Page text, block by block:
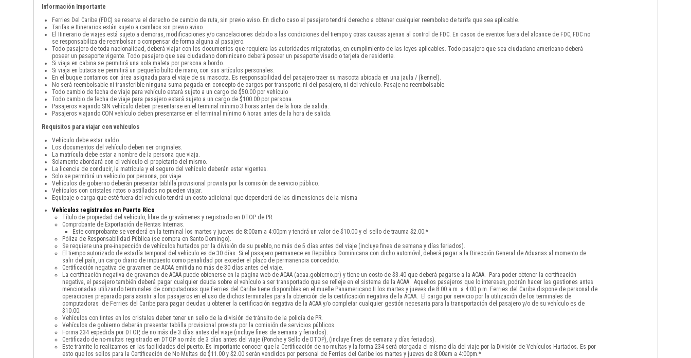
Información Importante
Ferries Del Caribe (FDC) se reserva el derecho de cambio de ruta, sin previo aviso. En dicho caso el pasajero tendrá derecho a obtener cualquier reembolso de tarifa que sea aplicable.
Tarifas e Itinerarios están sujeto a cambios sin previo aviso.
El Itinerario de viajes está sujeto a demoras, modificaciones y/o cancelaciones debido a las condiciones del tiempo y otras causas ajenas al control de FDC. En casos de eventos fuera del alcance de FDC, FDC no
se responsabiliza de reembolsar o compensar de forma alguna al pasajero.
Todo pasajero de toda nacionalidad, deberá viajar con los documentos que requiera las autoridades migratorias, en cumplimiento de las leyes aplicables. Todo pasajero que sea ciudadano americano deberá
poseer un pasaporte vigente. Todo pasajero que sea ciudadano dominicano deberá poseer un pasaporte visado o tarjeta de residente.
Si viaja en cabina se permitirá una sola maleta por persona a bordo.
Si viaja en butaca se permitirá un pequeño bulto de mano, con sus artículos personales.
En el buque contamos con área asignada para el viaje de su mascota. Es responsabilidad del pasajero traer su mascota ubicada en una jaula / (kennel).
No será reembolsable ni transferible ninguna suma pagada en concepto de cargos por transporte; ni del pasajero, ni del vehículo. Pasaje no reembolsable.
Todo cambio de fecha de viaje para vehículo estará sujeto a un cargo de $50.00 por vehículo
Todo cambio de fecha de viaje para pasajero estará sujeto a un cargo de $100.00 por persona.
Pasajeros viajando SIN vehículo deben presentarse en el terminal mínimo 3 horas antes de la hora de salida.
Pasajeros viajando CON vehículo deben presentarse en el terminal mínimo 6 horas antes de la hora de salida.
Requisitos para viajar con vehículos
Vehículo debe estar saldo
Los documentos del vehículo deben ser originales.
La matrícula debe estar a nombre de la persona que viaja.
Solamente abordará con el vehículo el propietario del mismo.
La licencia de conducir, la matrícula y el seguro del vehículo deberán estar vigentes.
Solo se permitirá un vehículo por persona, por viaje
Vehículos de gobierno deberán presentar tablilla provisional provista por la comisión de servicio público.
Vehículos con cristales rotos o astillados no pueden viajar.
Equipaje o carga que esté fuera del vehículo tendrá un costo adicional que dependerá de las dimensiones de la misma
Vehículos registrados en Puerto Rico
Título de propiedad del vehículo, libre de gravámenes y registrado en DTOP de PR.
Comprobante de Exportación de Rentas Internas.
Este comprobante se venderá en la terminal los martes y jueves de 8:00am a 4:00pm y tendrá un valor de $10.00 y el sello de trauma $2.00.*
Póliza de Responsabilidad Pública (se compra en Santo Domingo).
Se requiere una pre-inspección de vehículos hurtados por la división de su pueblo, no más de 5 días antes del viaje (incluye fines de semana y días feriados).
El tiempo autorizado de estadía temporal del vehículo es de 30 días. Si el pasajero permanece en República Dominicana con dicho automóvil, deberá pagar a la Dirección General de Aduanas al momento de
salir del país, un cargo diario de impuesto como penalidad por exceder el plazo de permanencia concedido.
Certificación negativa de gravamen de ACAA emitida no más de 30 días antes del viaje.
La certificación negativa de gravamen de ACAA puede obtenerse en la página web de ACAA (acaa.gobierno.pr) y tiene un costo de $3.40 que deberá pagarse a la ACAA. Para poder obtener la certificación
negativa, el pasajero también deberá pagar cualquier deuda sobre el vehículo a ser transportado que se refleje en el sistema de la ACAA. Aquellos pasajeros que lo interesen, podrán hacer las gestiones antes
mencionadas utilizando terminales de computadoras que Ferries del Caribe tiene disponibles en el muelle Panamericano II los martes y jueves de 8:00 a.m. a 4:00 p.m. Ferries del Caribe dispone de personal de
operaciones preparado para asistir a los pasajeros en el uso de dichos terminales para la obtención de la certificación negativa de la ACAA. El cargo por servicio por la utilización de los terminales de
computadoras de Ferries del Caribe para pagar deudas u obtener la certificación negativa de la ACAA y/o completar cualquier gestión necesaria para la transportación del pasajero y/o de su vehículo es de
$10.00.
Vehículos con tintes en los cristales deben tener un sello de la división de tránsito de la policía de PR.
Vehículos de gobierno deberán presentar tablilla provisional provista por la comisión de servicios públicos.
Forma 234 expedida por DTOP, de no más de 3 días antes del viaje (incluye fines de semana y feriados).
Certificado de no-multas registrado en DTOP no más de 3 días antes del viaje (Ponche y Sello de DTOP), (incluye fines de semana y días feriados).
Este trámite lo realizamos en las facilidades del puerto. Es importante conocer que la Certificación de no-multas y la forma 234 será otorgada el mismo día del viaje por la División de Vehículos Hurtados. Es por
esto que los sellos para la Certificación de No Multas de $11.00 y $2.00 serán vendidos por personal de Ferries del Caribe los martes y jueves de 8:00am a 4:00pm.*